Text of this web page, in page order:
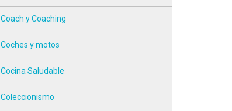
Coach y Coaching
Coches y motos
Cocina Saludable
Coleccionismo